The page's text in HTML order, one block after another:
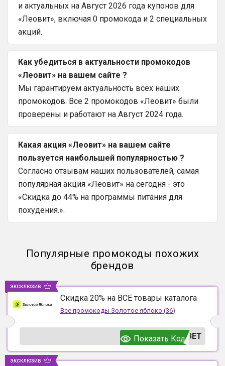
и актуальных на Август 2026 года купонов для
«Леовит», включая 0 промокода и 2 специальных
акций.
Как убедиться в актуальности промокодов
«Леовит» на вашем сайте ?
Мы гарантируем актуальность всех наших
промокодов. Все 2 промокодов «Леовит» были
проверены и работают на Август 2024 года.
Какая акция «Леовит» на вашем сайте
пользуется наибольшей популярностью ?
Согласно отзывам наших пользователей, самая
популярная акция «Леовит» на сегодня - это
«Скидка до 44% на программы питания для
похудения.».
Популярные промокоды похожих
брендов
Скидка 20% на ВСЕ товары каталога
Все промокоды Золотое яблоко (36)
ВЕТ
Показать Код
эксклюзив
эксклюзив